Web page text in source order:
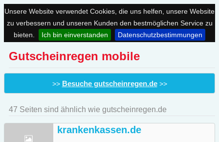
Unsere Website verwendet Cookies, die uns helfen, unsere Website
zu verbessern und unseren Kunden den bestmöglichen Service zu
bieten.
Ich bin einverstanden Datenschutzbestimmungen
Gutscheinregen mobile
>> Besuche gutscheinregen.de>>
47 Seiten sind ähnlich wie gutscheinregen.de
krankenkassen.de